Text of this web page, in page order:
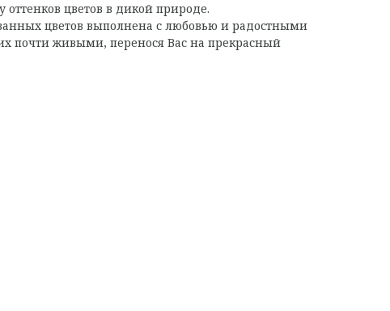
оттенков цветов в дикой природе.
цветов выполнена с любовью и радостными
почти живыми, перенося Вас на прекрасный